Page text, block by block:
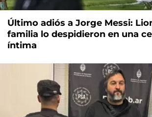
Último adiós a Jorge Messi:
familia lo despidieron en una
íntima